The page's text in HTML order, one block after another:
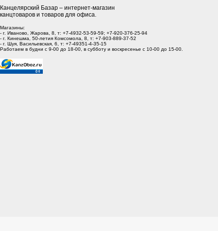
Канцелярский Базар – интернет-магазин
канцтоваров и товаров для офиса.
Магазины:
- г. Иваново, Жарова, 8, т: +7-4932-53-59-59; +7-920-376-25-94
- г. Кинешма, 50-летия Комсомола, 8, т: +7-903-889-37-52
- г. Шуя, Васильевская, 6, т: +7-49351-4-35-15
Работаем в будни с 9-00 до 18-00, в субботу и воскресенье с 10-00 до 15-00.